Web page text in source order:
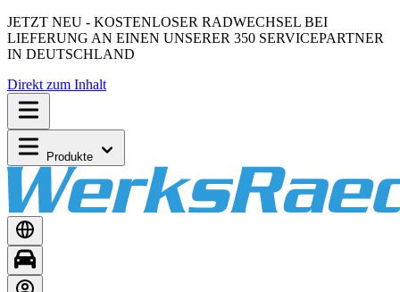
JETZT NEU - KOSTENLOSER RADWECHSEL BEI
LIEFERUNG AN EINEN UNSERER 350 SERVICEPARTNER
IN DEUTSCHLAND
Direkt zum Inhalt
Produkte